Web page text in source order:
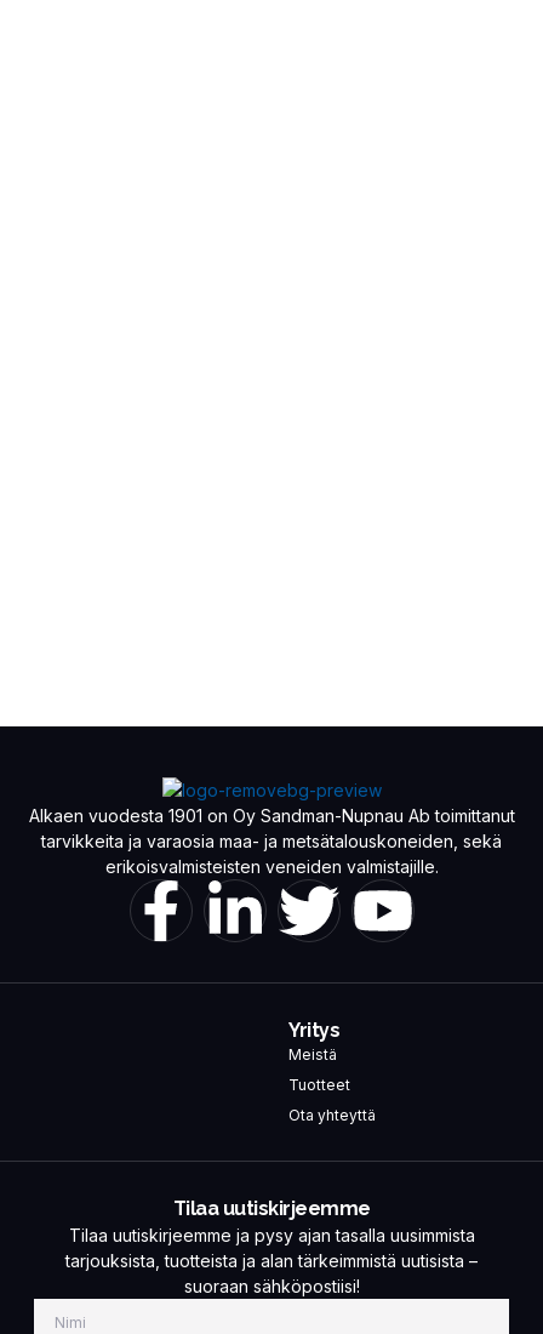
Alkaen vuodesta 1901 on Oy Sandman-Nupnau Ab toimittanut
tarvikkeita ja varaosia maa- ja metsätalouskoneiden, sekä
erikoisvalmisteisten veneiden valmistajille.
Yritys
Meistä
Tuotteet
Ota yhteyttä
Tilaa uutiskirjeemme
Tilaa uutiskirjeemme ja pysy ajan tasalla uusimmista
tarjouksista, tuotteista ja alan tärkeimmistä uutisista –
suoraan sähköpostiisi!